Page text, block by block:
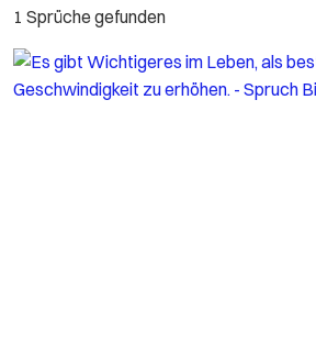
1 Sprüche gefunden